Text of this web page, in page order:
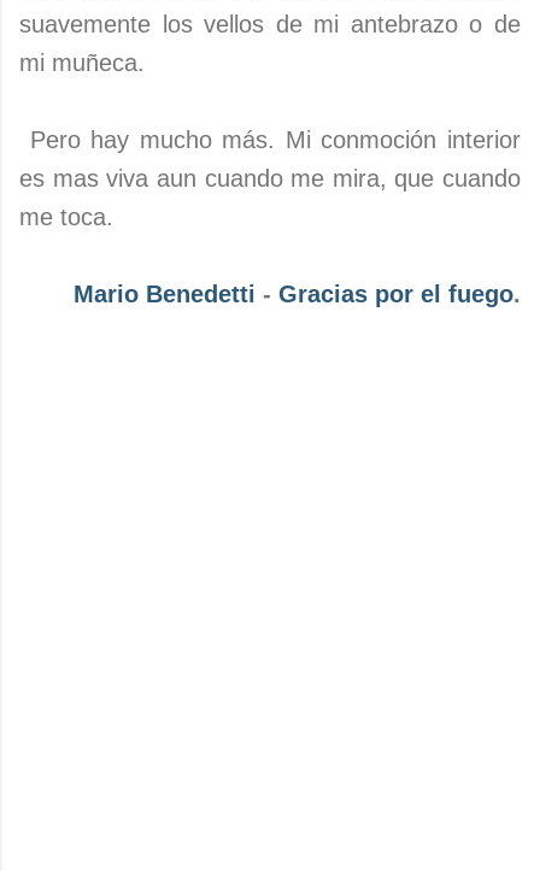
suavemente los vellos de mi antebrazo o de
mi muñeca.
Pero hay mucho más. Mi conmoción interior
es mas viva aun cuando me mira, que cuando
me toca.
Mario Benedetti - Gracias por el fuego.